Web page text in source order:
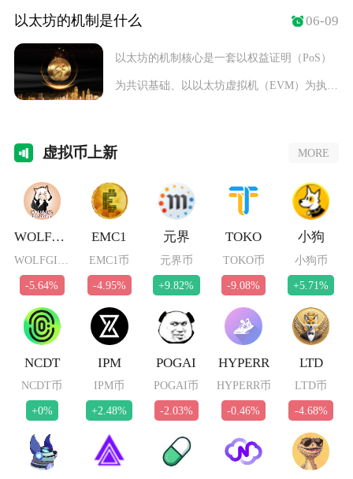
以太坊的机制是什么 06-09
以太坊的机制核心是一套以权益证明（PoS）
为共识基础、以以太坊虚拟机（EVM）为执行
虚拟币上新 MORE
WOLFGIRL
-5.64%
EMC1
EMC1币
-4.95%
元界
元界币
+9.82%
TOKO
TOKO币
-9.08%
小狗
小狗币
+5.71%
NCDT
NCDT币
+0%
IPM
IPM币
+2.48%
POGAI
POGAI币
-2.03%
HYPERR
HYPERR币
-0.46%
LTD
LTD币
-4.68%